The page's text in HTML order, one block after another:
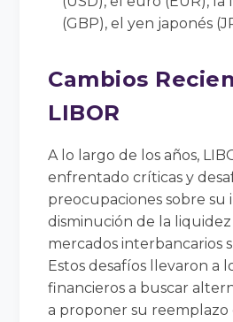
(GBP), el yen japonés
Cambios
LIBOR
A lo largo de los años,
enfrentado críticas y
preocupaciones sobre su
disminución de la
mercados interbancarios
Estos desafíos llevaron a
financieros a buscar
a proponer su reemplazo